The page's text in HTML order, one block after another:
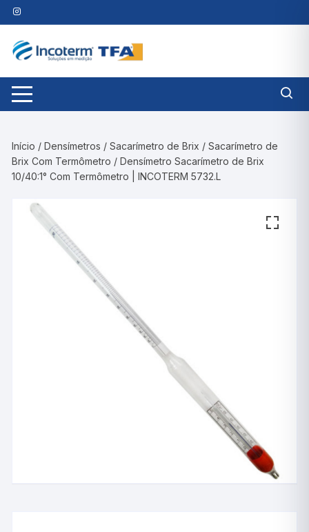
Pular
para
conteúdo
Início /Densímetros /Sacarímetro de Brix /Sacarímetro de
Brix Com Termômetro / Densímetro Sacarímetro de Brix
10/40:1° Com Termômetro | INCOTERM 5732.L